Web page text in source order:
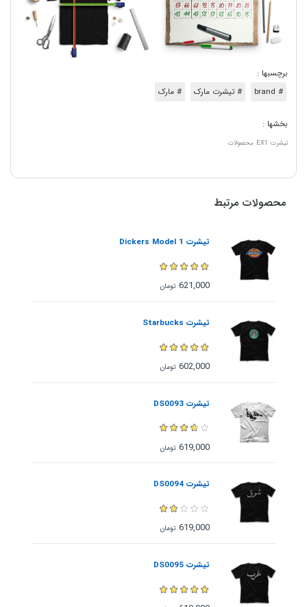
برچسبها :
# brand
# تیشرت مارک # مارک
بخشها :
تیشرت EX1 محصولات
محصولات مرتبط
تیشرت Dickers Model 1
621,000 تومان
تیشرت Starbucks
602,000 تومان
تیشرت DS0093
619,000 تومان
تیشرت DS0094
619,000 تومان
تیشرت DS0095